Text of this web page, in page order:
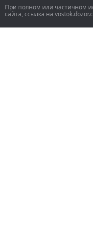
При полном или частичном
сайта, ссылка на